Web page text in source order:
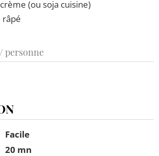
(ou soja cuisine)
râpé
/ personne
Facile
20 mn